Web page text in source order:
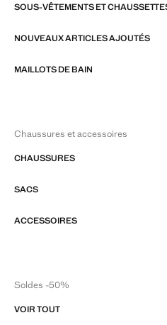
SOUS-VÊTEMENTS ET
NOUVEAUX ARTICLES AJOUTÉS
MAILLOTS DE BAIN
Chaussures et accessoires
CHAUSSURES
SACS
ACCESSOIRES
Soldes -50%
VOIR TOUT